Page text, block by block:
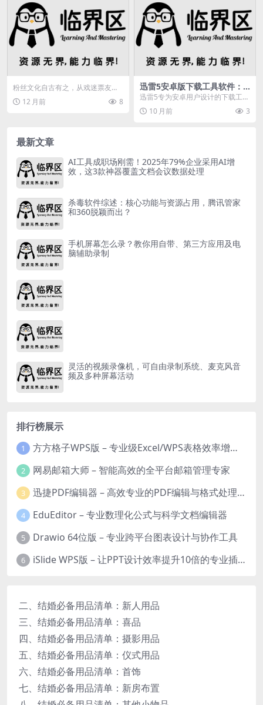
粉丝文化自古有之，从戏迷票友到
现代追星族，粉丝社群的演变历程
揭示了人类对偶像崇拜...
12 月前 8
迅雷5安卓版下载工具软件：
集多功能于一体，体验超棒
迅雷5专为安卓用户设计的下载工具
软件，它集成了高效下载、云存储
及视频播放功能于一...
10 月前 3
最新文章
AI工具成职场刚需！2025年79%企业采用AI增
效，这3款神器覆盖文档会议数据处理
杀毒软件综述：核心功能与资源占用，腾讯管家
和360脱颖而出？
手机屏幕怎么录？教你用自带、第三方应用及电
脑辅助录制
灵活的视频录像机，可自由录制系统、麦克风音
频及多种屏幕活动
排行榜展示
1 方方格子WPS版 – 专业级Excel/WPS表格效率增强插件
2 网易邮箱大师 – 智能高效的全平台邮箱管理专家
3 迅捷PDF编辑器 – 高效专业的PDF编辑与格式处理工具
4 EduEditor – 专业数理化公式与科学文档编辑器
5 Drawio 64位版 – 专业跨平台图表设计与协作工具
6 iSlide WPS版 – 让PPT设计效率提升10倍的专业插件
二、结婚必备用品清单：新人用品
三、结婚必备用品清单：喜品
四、结婚必备用品清单：摄影用品
五、结婚必备用品清单：仪式用品
六、结婚必备用品清单：首饰
七、结婚必备用品清单：新房布置